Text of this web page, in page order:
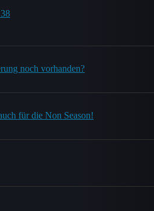
noch vorhanden?
für die Non Season!